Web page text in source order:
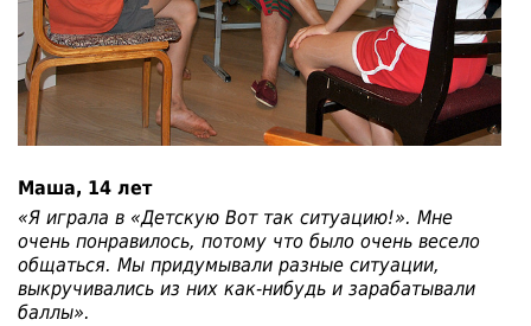
Маша, 14 лет
«Я играла в «Детскую Вот так ситуацию!». Мне
очень понравилось, потому что было очень весело
общаться. Мы придумывали разные ситуации,
выкручивались из них как-нибудь и зарабатывали
баллы».